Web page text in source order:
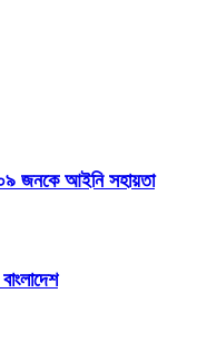
জনকে আইনি সহায়তা